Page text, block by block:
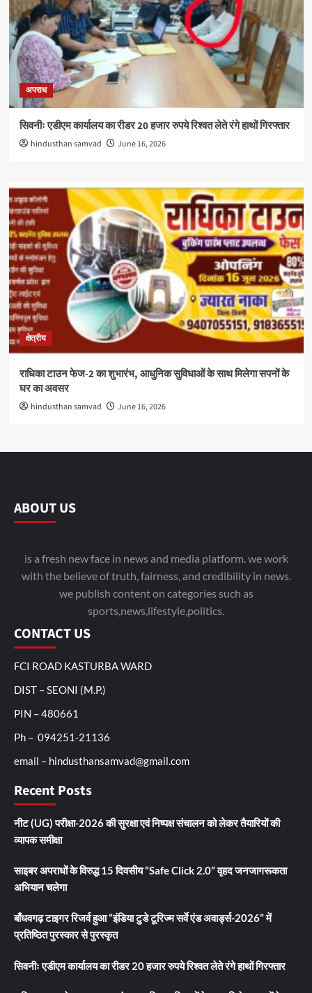
अपराध
सिवनीः एडीएम कार्यालय का रीडर 20 हजार रुपये रिश्वत लेते रंगे हाथों गिरफ्तार
hindusthan samvad June 16, 2026
क्षेत्रीय
राधिका टाउन फेज-2 का शुभारंभ, आधुनिक सुविधाओं के साथ मिलेगा सपनों के
घर का अवसर
hindusthan samvad June 16, 2026
ABOUT US
is a fresh new face in news and media platform. we work
with the believe of truth, fairness, and credibility in news.
we publish content on categories such as
sports,news,lifestyle,politics.
CONTACT US
FCI ROAD KASTURBA WARD
DIST – SEONI (M.P.)
PIN – 480661
Ph – 094251-21136
email – hindusthansamvad@gmail.com
Recent Posts
नीट (UG) परीक्षा-2026 की सुरक्षा एवं निष्पक्ष संचालन को लेकर तैयारियों की
व्यापक समीक्षा
साइबर अपराधों के विरुद्ध 15 दिवसीय “Safe Click 2.0” वृहद जनजागरूकता
अभियान चलेगा
बाँधवगढ़ टाइगर रिजर्व हुआ “इंडिया टुडे टूरिज्म सर्वे एंड अवार्ड्स-2026” में
प्रतिष्ठित पुरस्कार से पुरस्कृत
सिवनीः एडीएम कार्यालय का रीडर 20 हजार रुपये रिश्वत लेते रंगे हाथों गिरफ्तार